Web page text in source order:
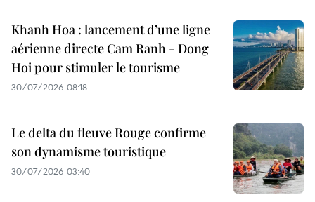
Khanh Hoa : lancement d’une ligne
aérienne directe Cam Ranh - Dong
Hoi pour stimuler le tourisme
30/07/2026 08:18
Le delta du fleuve Rouge confirme
son dynamisme touristique
30/07/2026 03:40